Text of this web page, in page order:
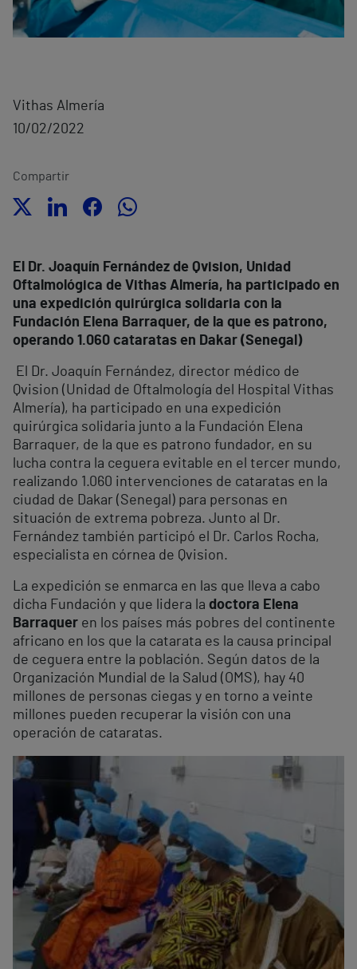
Vithas Almería
10/02/2022
Compartir
El Dr. Joaquín Fernández de Qvision, Unidad
Oftalmológica de Vithas Almería, ha participado en
una expedición quirúrgica solidaria con la
Fundación Elena Barraquer, de la que es patrono,
operando 1.060 cataratas en Dakar (Senegal)
El Dr. Joaquín Fernández, director médico de
Qvision (Unidad de Oftalmología del Hospital Vithas
Almería), ha participado en una expedición
quirúrgica solidaria junto a la Fundación Elena
Barraquer, de la que es patrono fundador, en su
lucha contra la ceguera evitable en el tercer mundo,
realizando 1.060 intervenciones de cataratas en la
ciudad de Dakar (Senegal) para personas en
situación de extrema pobreza. Junto al Dr.
Fernández también participó el Dr. Carlos Rocha,
especialista en córnea de Qvision.
La expedición se enmarca en las que lleva a cabo
dicha Fundación y que lidera la doctora Elena
Barraquer en los países más pobres del continente
africano en los que la catarata es la causa principal
de ceguera entre la población. Según datos de la
Organización Mundial de la Salud (OMS), hay 40
millones de personas ciegas y en torno a veinte
millones pueden recuperar la visión con una
operación de cataratas.